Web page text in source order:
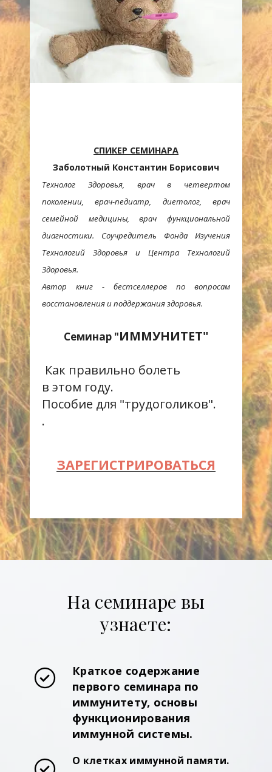
СПИКЕР СЕМИНАРА
Заболотный Константин Борисович
Технолог Здоровья, врач в четвертом
поколении, врач-педиатр, диетолог, врач
семейной медицины, врач функциональной
диагностики. Соучредитель Фонда Изучения
Технологий Здоровья и Центра Технологий
Здоровья.
Автор книг - бестселлеров по вопросам
восстановления и поддержания здоровья.
Семинар "ИММУНИТЕТ"
Как правильно болеть
в этом году.
Пособие для "трудоголиков".
.
ЗАРЕГИСТРИРОВАТЬСЯ
На семинаре вы
узнаете:
Краткое содержание
первого семинара по
иммунитету, основы
функционирования
иммунной системы.
О клетках иммунной памяти.